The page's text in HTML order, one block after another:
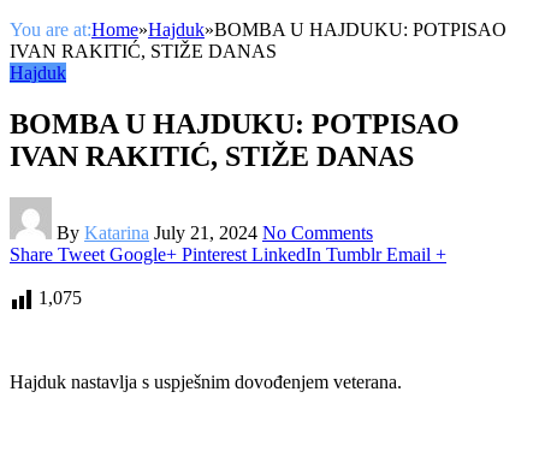
You are at:Home»Hajduk»BOMBA U HAJDUKU: POTPISAO
IVAN RAKITIĆ, STIŽE DANAS
Hajduk
BOMBA U HAJDUKU: POTPISAO
IVAN RAKITIĆ, STIŽE DANAS
By Katarina July 21, 2024 No Comments
Share Tweet Google+ Pinterest LinkedIn Tumblr Email +
1,075
Hajduk nastavlja s uspješnim dovođenjem veterana.